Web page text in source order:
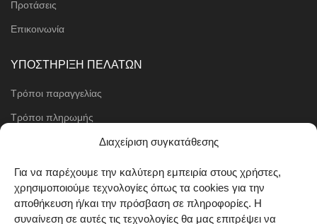
Διαχείριση συγκατάθεσης
Για να παρέχουμε την καλύτερη εμπειρία στους χρήστες,
χρησιμοποιούμε τεχνολογίες όπως τα cookies για την
αποθήκευση ή/και την πρόσβαση σε πληροφορίες. Η
συναίνεση σε αυτές τις τεχνολογίες θα μας επιτρέψει να
Προτάσεις
Επικοινωνία
ΥΠΟΣΤΗΡΙΞΗ ΠΕΛΑΤΩΝ
Τρόποι παραγγελίας
Τρόποι πληρωμής
Μέθοδοι αποστολής
Όροι χρήσης
Cookie Policy (EU)